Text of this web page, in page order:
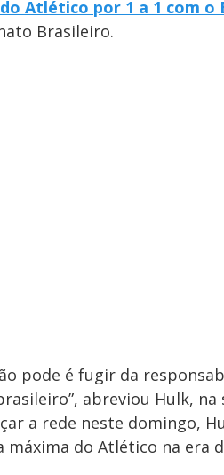
Atlético por 1 a 1 com o
Brasileiro.
pode é fugir da
abreviou Hulk, na
a rede neste domingo,
máxima do Atlético na era